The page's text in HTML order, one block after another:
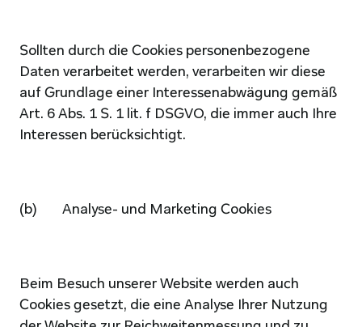
Sollten durch die Cookies personenbezogene
Daten verarbeitet werden, verarbeiten wir diese
auf Grundlage einer Interessenabwägung gemäß
Art. 6 Abs. 1 S. 1 lit. f DSGVO, die immer auch Ihre
Interessen berücksichtigt.
(b)        Analyse- und Marketing Cookies
Beim Besuch unserer Website werden auch
Cookies gesetzt, die eine Analyse Ihrer Nutzung